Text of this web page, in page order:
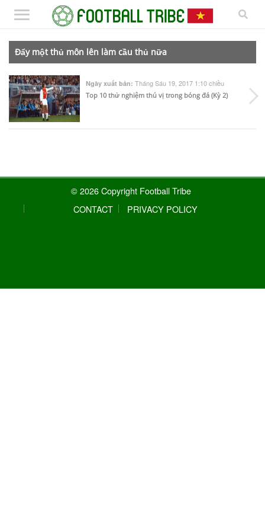
Đẩy một thủ môn lên làm cầu thủ nữa
Ngày xuất bản: Tháng Sáu 19, 2017 1:10 chiều
Top 10 thử nghiệm thú vị trong bóng đá (Kỳ 2)
© 2026 Copyright Football Tribe
CONTACT
PRIVACY POLICY